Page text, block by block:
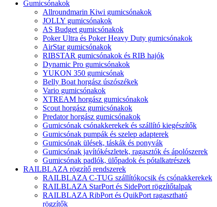
Gumicsónakok
Allroundmarin Kiwi gumicsónakok
JOLLY gumicsónakok
AS Budget gumicsónakok
Poker Ultra és Poker Heavy Duty gumicsónakok
AirStar gumicsónakok
RIBSTAR gumicsónakok és RIB hajók
Dynamic Pro gumicsónakok
YUKON 350 gumicsónak
Belly Boat horgász úszószékek
Vario gumicsónakok
XTREAM horgász gumicsónakok
Scout horgász gumicsónakok
Predator horgász gumicsónakok
Gumicsónak csónakkerekek és szállító kiegészítők
Gumicsónak pumpák és szelep adapterek
Gumicsónak ülések, táskák és ponyvák
Gumicsónak javítókészletek, ragasztók és ápolószerek
Gumicsónak padlók, ülőpadok és pótalkatrészek
RAILBLAZA rögzítő rendszerek
RAILBLAZA C-TUG szállítókocsik és csónakkerekek
RAILBLAZA StarPort és SidePort rögzítőtalpak
RAILBLAZA RibPort és QuikPort ragasztható
rögzítők